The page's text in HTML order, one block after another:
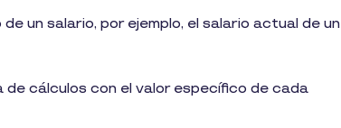
un salario, por ejemplo, el salario actual de un
de cálculos con el valor específico de cada